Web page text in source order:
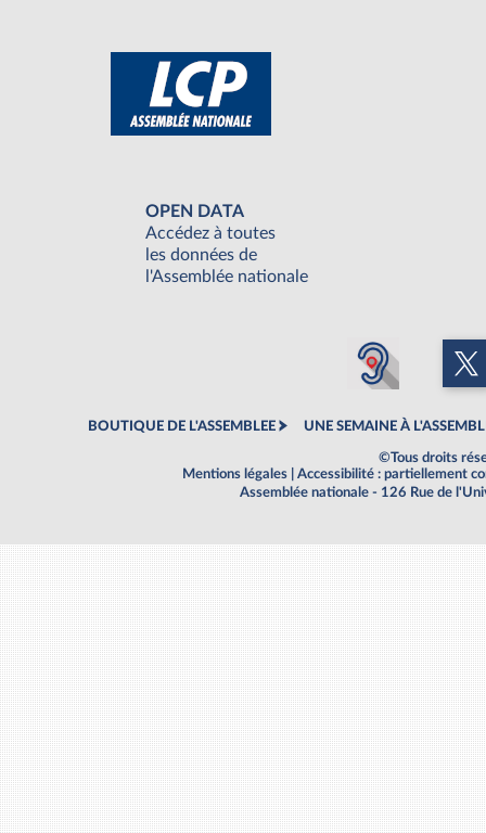
OPEN DATA
Accédez à toutes
les données de
l'Assemblée nationale
BOUTIQUE DE L'ASSEMBLEE UNE SEMAINE À
©Tous droits
Mentions légales
Accessibilité : partiellement
Assemblée nationale - 126 Rue de